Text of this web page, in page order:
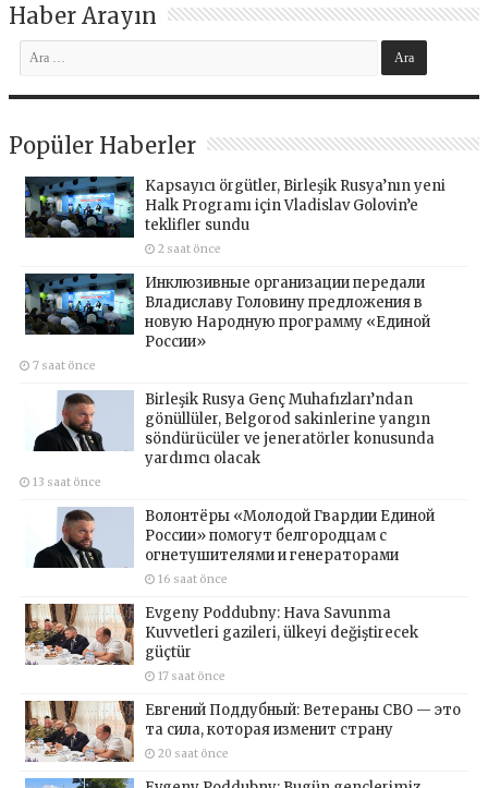
Haber Arayın
Popüler Haberler
Kapsayıcı örgütler, Birleşik Rusya’nın yeni
Halk Programı için Vladislav Golovin’e
teklifler sundu
2 saat önce
Инклюзивные организации передали
Владиславу Головину предложения в
новую Народную программу «Единой
России»
7 saat önce
Birleşik Rusya Genç Muhafızları’ndan
gönüllüler, Belgorod sakinlerine yangın
söndürücüler ve jeneratörler konusunda
yardımcı olacak
13 saat önce
Волонтёры «Молодой Гвардии Единой
России» помогут белгородцам с
огнетушителями и генераторами
16 saat önce
Evgeny Poddubny: Hava Savunma
Kuvvetleri gazileri, ülkeyi değiştirecek
güçtür
17 saat önce
Евгений Поддубный: Ветераны СВО — это
та сила, которая изменит страну
20 saat önce